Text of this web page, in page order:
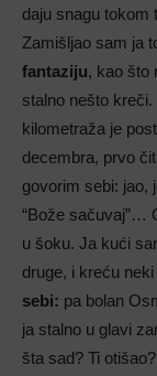
daju snagu
Zamišljao sam ja
fantaziju, kao što
stalno nešto
kilometraža je
decembra, prvo
govorim sebi: jao,
“Bože sačuvaj”…
u šoku. Ja kući
druge, i kreću
sebi: pa bolan
ja stalno u glavi
šta sad? Ti